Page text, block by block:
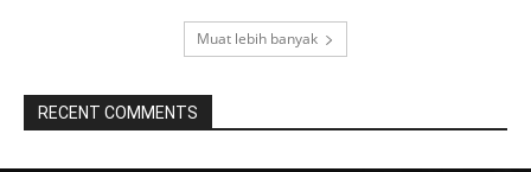
Muat lebih banyak
RECENT COMMENTS